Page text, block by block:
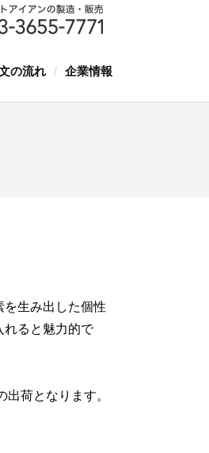
の流れ / 企業情報
を生み出した個性
れると魅力的で
荷となります。